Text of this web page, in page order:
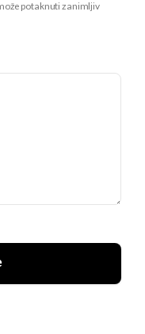
potaknuti zanimljiv